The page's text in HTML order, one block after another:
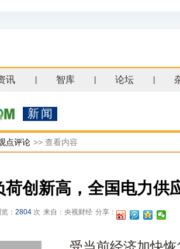
讯 智库 论坛
新闻
点评论 >> 查看内容
荷创新高，全国电力供
： 2804 次 来自：央视财经 分享：